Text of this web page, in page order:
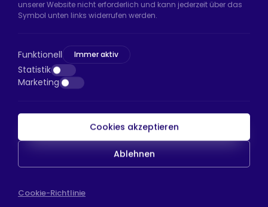
E-Mail: export@htsteker.com
D:a, 34045 Bayrampaşa/İstanbul
Telefon:+90 530 044 64 87
E-Mail: info@htsteker.com
HTS-Zahlung
unserer Website nicht erforderlich und kann jederzeit über das
Symbol unten links widerrufen werden.
Funktionell Immer aktiv
Statistik
Marketing
Cookies akzeptieren
Ablehnen
Cookie-Richtlinie